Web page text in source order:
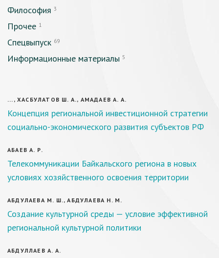
Философия 3
Прочее 1
Спецвыпуск 69
Информационные материалы 5
..., ХАСБУЛАТОВ Ш. А., АМАДАЕВ А. А.
Концепция региональной инвестиционной стратегии
социально-экономического развития субъектов РФ
АБАЕВ А. Р.
Телекоммуникации Байкальского региона в новых
условиях хозяйственного освоения территории
АБДУЛАЕВА М. Ш., АБДУЛАЕВА Н. М.
Создание культурной среды — условие эффективной
региональной культурной политики
АБДУЛЛАЕВ А. А.